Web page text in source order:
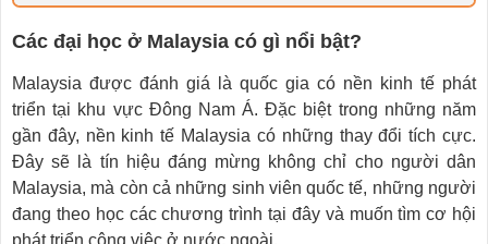
Các đại học ở Malaysia có gì nổi bật?
Malaysia được đánh giá là quốc gia có nền kinh tế phát
triển tại khu vực Đông Nam Á. Đặc biệt trong những năm
gần đây, nền kinh tế Malaysia có những thay đổi tích cực.
Đây sẽ là tín hiệu đáng mừng không chỉ cho người dân
Malaysia, mà còn cả những sinh viên quốc tế, những người
đang theo học các chương trình tại đây và muốn tìm cơ hội
phát triển công việc ở nước ngoài.